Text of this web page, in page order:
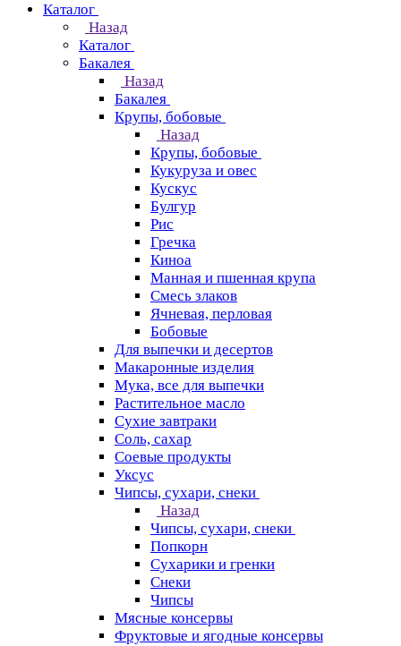
Каталог
Назад
Каталог
Бакалея
Назад
Бакалея
Крупы, бобовые
Назад
Крупы, бобовые
Кукуруза и овес
Кускус
Булгур
Рис
Гречка
Киноа
Манная и пшенная крупа
Смесь злаков
Ячневая, перловая
Бобовые
Для выпечки и десертов
Макаронные изделия
Мука, все для выпечки
Растительное масло
Сухие завтраки
Соль, сахар
Соевые продукты
Уксус
Чипсы, сухари, снеки
Назад
Чипсы, сухари, снеки
Попкорн
Сухарики и гренки
Снеки
Чипсы
Мясные консервы
Фруктовые и ягодные консервы